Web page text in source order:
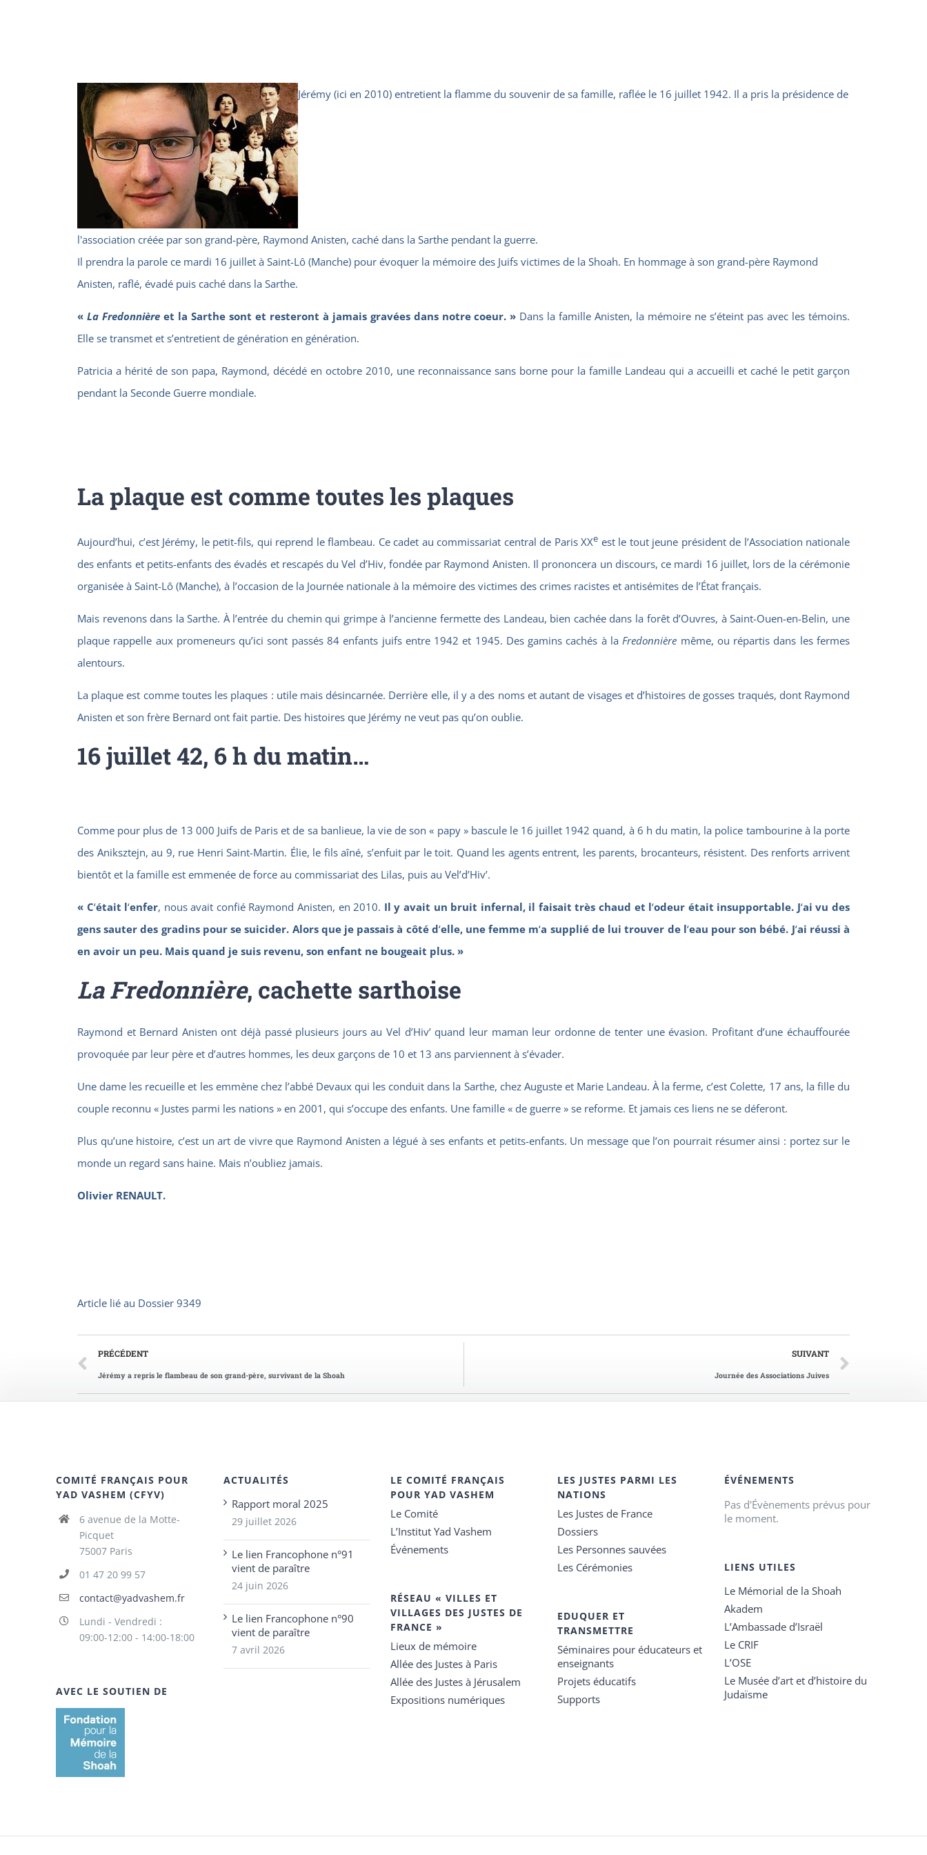
Jérémy (ici en 2010) entretient la flamme du souvenir de sa famille, raflée le 16 juillet 1942. Il a pris la présidence de
l'association créée par son grand-père, Raymond Anisten, caché dans la Sarthe pendant la guerre.
Il prendra la parole ce mardi 16 juillet à Saint-Lô (Manche) pour évoquer la mémoire des Juifs victimes de la Shoah. En hommage à son grand-père Raymond
Anisten, raflé, évadé puis caché dans la Sarthe.
« La Fredonnièreet la Sarthe sont et resteront à jamais gravées dans notre coeur. » Dans la famille Anisten, la mémoire ne s’éteint pas avec les témoins.
Elle se transmet et s’entretient de génération en génération.
Patricia a hérité de son papa, Raymond, décédé en octobre 2010, une reconnaissance sans borne pour la famille Landeau qui a accueilli et caché le petit garçon
pendant la Seconde Guerre mondiale.
La plaque est comme toutes les plaques
Aujourd’hui, c’est Jérémy, le petit-fils, qui reprend le flambeau. Ce cadet au commissariat central de Paris XXe est le tout jeune président de l’Association nationale
des enfants et petits-enfants des évadés et rescapés du Vel d’Hiv, fondée par Raymond Anisten. Il prononcera un discours, ce mardi 16 juillet, lors de la cérémonie
organisée à Saint-Lô (Manche), à l’occasion de la Journée nationale à la mémoire des victimes des crimes racistes et antisémites de l’État français.
Mais revenons dans la Sarthe. À l’entrée du chemin qui grimpe à l’ancienne fermette des Landeau, bien cachée dans la forêt d’Ouvres, à Saint-Ouen-en-Belin, une
plaque rappelle aux promeneurs qu’ici sont passés 84 enfants juifs entre 1942 et 1945. Des gamins cachés à la Fredonnière même, ou répartis dans les fermes
alentours.
La plaque est comme toutes les plaques : utile mais désincarnée. Derrière elle, il y a des noms et autant de visages et d’histoires de gosses traqués, dont Raymond
Anisten et son frère Bernard ont fait partie. Des histoires que Jérémy ne veut pas qu’on oublie.
16 juillet 42, 6 h du matin…
Comme pour plus de 13 000 Juifs de Paris et de sa banlieue, la vie de son « papy » bascule le 16 juillet 1942 quand, à 6 h du matin, la police tambourine à la porte
des Aniksztejn, au 9, rue Henri Saint-Martin. Élie, le fils aîné, s’enfuit par le toit. Quand les agents entrent, les parents, brocanteurs, résistent. Des renforts arrivent
bientôt et la famille est emmenée de force au commissariat des Lilas, puis au Vel’d’Hiv’.
« C‘était l‘enfer, nous avait confié Raymond Anisten, en 2010. Il y avait un bruit infernal, il faisait très chaud et l‘odeur était insupportable. J‘ai vu des
gens sauter des gradins pour se suicider. Alors que je passais à côté d‘elle, une femme m‘a supplié de lui trouver de l‘eau pour son bébé. J‘ai réussi à
en avoir un peu. Mais quand je suis revenu, son enfant ne bougeait plus. »
La Fredonnière, cachette sarthoise
Raymond et Bernard Anisten ont déjà passé plusieurs jours au Vel d’Hiv’ quand leur maman leur ordonne de tenter une évasion. Profitant d’une échauffourée
provoquée par leur père et d’autres hommes, les deux garçons de 10 et 13 ans parviennent à s’évader.
Une dame les recueille et les emmène chez l’abbé Devaux qui les conduit dans la Sarthe, chez Auguste et Marie Landeau. À la ferme, c’est Colette, 17 ans, la fille du
couple reconnu « Justes parmi les nations » en 2001, qui s’occupe des enfants. Une famille « de guerre » se reforme. Et jamais ces liens ne se déferont.
Plus qu’une histoire, c’est un art de vivre que Raymond Anisten a légué à ses enfants et petits-enfants. Un message que l’on pourrait résumer ainsi : portez sur le
monde un regard sans haine. Mais n’oubliez jamais.
Olivier RENAULT.
Article lié au Dossier 9349
PRÉCÉDENT
Jérémy a repris le flambeau de son grand-père, survivant de la Shoah
SUIVANT
Journée des Associations Juives
COMITÉ FRANÇAIS POUR
YAD VASHEM (CFYV)
6 avenue de la Motte-
Picquet
75007 Paris
01 47 20 99 57
contact@yadvashem.fr
Lundi - Vendredi :
09:00-12:00 - 14:00-18:00
AVEC LE SOUTIEN DE
ACTUALITÉS
Rapport moral 2025
29 juillet 2026
Le lien Francophone n°91
vient de paraître
24 juin 2026
Le lien Francophone n°90
vient de paraître
7 avril 2026
LE COMITÉ FRANÇAIS
POUR YAD VASHEM
Le Comité
L’Institut Yad Vashem
Événements
RÉSEAU « VILLES ET
VILLAGES DES JUSTES DE
FRANCE »
Lieux de mémoire
Allée des Justes à Paris
Allée des Justes à Jérusalem
Expositions numériques
LES JUSTES PARMI LES
NATIONS
Les Justes de France
Dossiers
Les Personnes sauvées
Les Cérémonies
EDUQUER ET
TRANSMETTRE
Séminaires pour éducateurs et
enseignants
Projets éducatifs
Supports
ÉVÉNEMENTS
Pas d'Évènements prévus pour
le moment.
LIENS UTILES
Le Mémorial de la Shoah
Akadem
L’Ambassade d’Israël
Le CRIF
L’OSE
Le Musée d’art et d’histoire du
Judaïsme